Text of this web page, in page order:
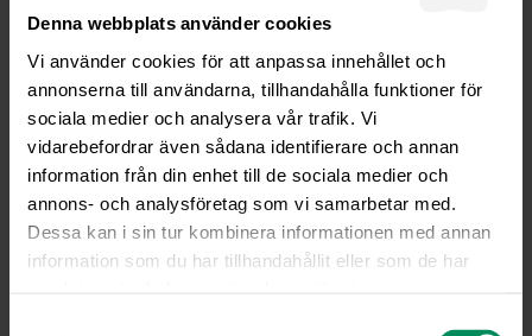
Denna webbplats använder cookies
Vi använder cookies för att anpassa innehållet och
annonserna till användarna, tillhandahålla funktioner för
sociala medier och analysera vår trafik. Vi
vidarebefordrar även sådana identifierare och annan
information från din enhet till de sociala medier och
annons- och analysföretag som vi samarbetar med.
Dessa kan i sin tur kombinera informationen med annan
information som du har tillhandahållit eller som de har
Tisdag, Torsdag kl08-20
Sommaröppet juni-juli
Måndag – Fredag kl 08-16
Veterinär rådfrågning
Telefontid måndagar kl08-10 och övriga vardagar kl08-09
Rådgivning kan gärna göras via
mailinfo@fjallveterinaren.se
Akut telefondirekt 076-10 99 188